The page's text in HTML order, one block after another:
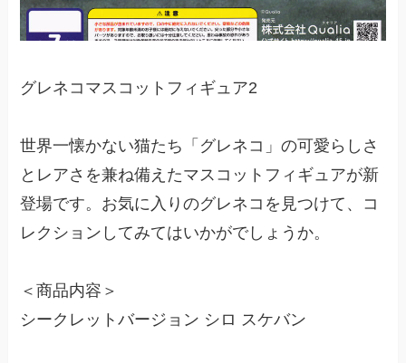
グレネコマスコットフィギュア2
世界一懐かない猫たち「グレネコ」の可愛らしさ
とレアさを兼ね備えたマスコットフィギュアが新
登場です。お気に入りのグレネコを見つけて、コ
レクションしてみてはいかがでしょうか。
＜商品内容＞
シークレットバージョン シロ スケバン